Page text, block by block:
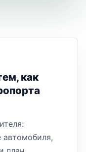
как
автомобиля,